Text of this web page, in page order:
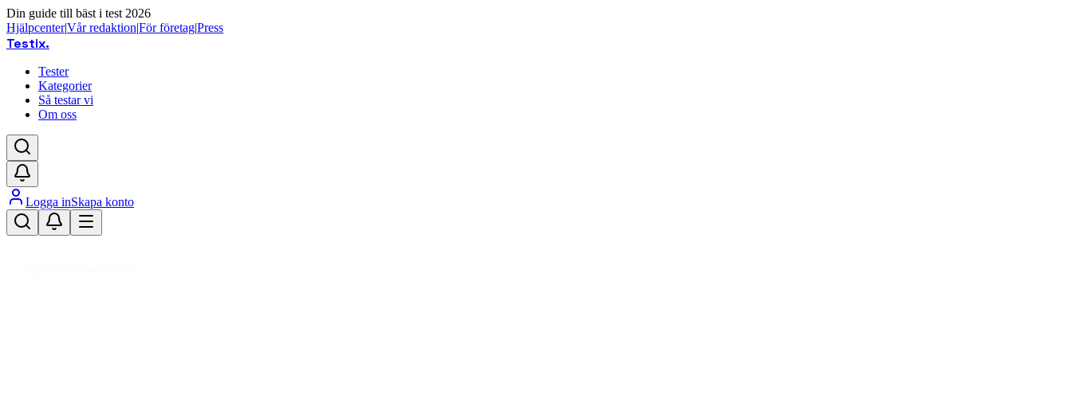
Din guide till bäst i test 2026
Hjälpcenter|Vår redaktion|För företag|Press
Testix.
Tester
Kategorier
Så testar vi
Om oss
Logga inSkapa konto